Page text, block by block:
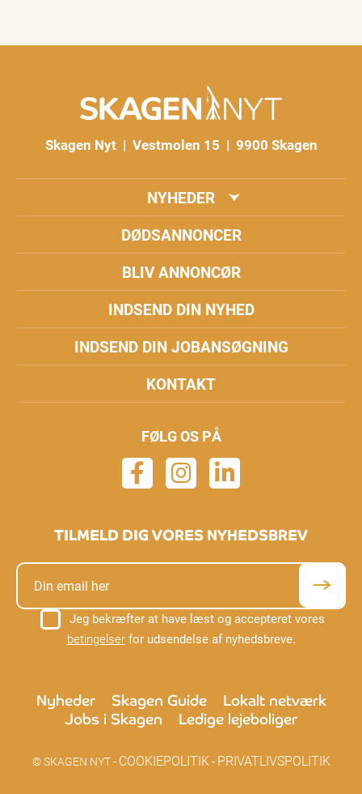
Skagen Nyt | Vestmolen 15 | 9900 Skagen
NYHEDER
DØDSANNONCER
BLIV ANNONCØR
INDSEND DIN NYHED
INDSEND DIN JOBANSØGNING
KONTAKT
FØLG OS PÅ
TILMELD DIG VORES NYHEDSBREV
Jeg bekræfter at have læst og accepteret vores
betingelserfor udsendelse af nyhedsbreve.
Nyheder Skagen Guide
Lokalt netværk
Jobs i Skagen
Ledige lejeboliger
© SKAGEN NYT - COOKIEPOLITIK- PRIVATLIVSPOLITIK